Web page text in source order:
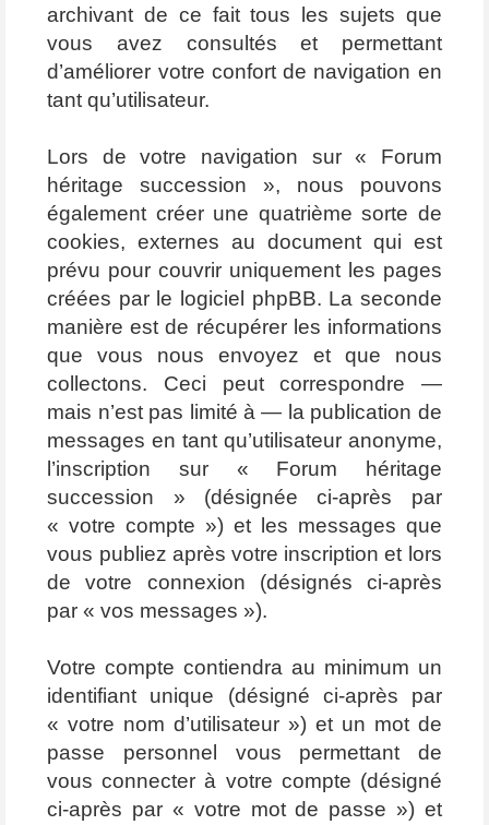
archivant de ce fait tous les sujets que
vous avez consultés et permettant
d’améliorer votre confort de navigation en
tant qu’utilisateur.
Lors de votre navigation sur « Forum
héritage succession », nous pouvons
également créer une quatrième sorte de
cookies, externes au document qui est
prévu pour couvrir uniquement les pages
créées par le logiciel phpBB. La seconde
manière est de récupérer les informations
que vous nous envoyez et que nous
collectons. Ceci peut correspondre —
mais n’est pas limité à — la publication de
messages en tant qu’utilisateur anonyme,
l’inscription sur « Forum héritage
succession » (désignée ci-après par
« votre compte ») et les messages que
vous publiez après votre inscription et lors
de votre connexion (désignés ci-après
par « vos messages »).
Votre compte contiendra au minimum un
identifiant unique (désigné ci-après par
« votre nom d’utilisateur ») et un mot de
passe personnel vous permettant de
vous connecter à votre compte (désigné
ci-après par « votre mot de passe ») et